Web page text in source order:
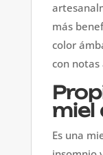
más
color
con notas
miel
Es una